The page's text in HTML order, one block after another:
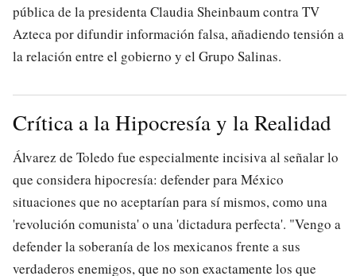
pública de la presidenta Claudia Sheinbaum contra TV
Azteca por difundir información falsa, añadiendo tensión a
la relación entre el gobierno y el Grupo Salinas.
Crítica a la Hipocresía y la Realidad
Álvarez de Toledo fue especialmente incisiva al señalar lo
que considera hipocresía: defender para México
situaciones que no aceptarían para sí mismos, como una
'revolución comunista' o una 'dictadura perfecta'. "Vengo a
defender la soberanía de los mexicanos frente a sus
verdaderos enemigos, que no son exactamente los que